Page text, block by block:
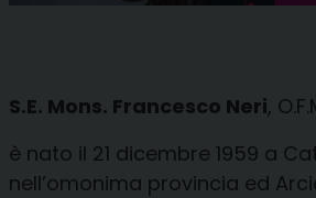
S.E. Mons. Francesco Neri,
è nato il 21 dicembre 1959 a
nell’omonima provincia ed